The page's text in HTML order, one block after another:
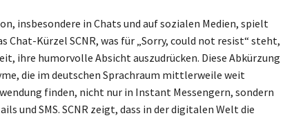
insbesondere in Chats und auf sozialen Medien, spielt
Chat-Kürzel SCNR, was für „Sorry, could not resist“ steht,
ihre humorvolle Absicht auszudrücken. Diese Abkürzung
die im deutschen Sprachraum mittlerweile weit
finden, nicht nur in Instant Messengern, sondern
und SMS. SCNR zeigt, dass in der digitalen Welt die